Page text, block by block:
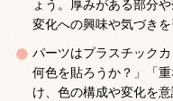
ょう。厚みがある部分
変化への興味や気づき
パーツはプラスチック
何色を貼ろうか？」「
け、色の構成や変化を